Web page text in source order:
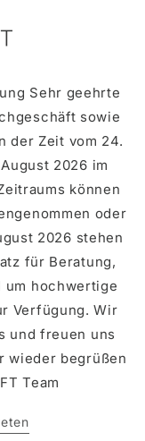
Sehr geehrte
sowie
der Zeit vom 24.
2026 im
können
oder
2026 stehen
für Beratung,
um hochwertige
Verfügung. Wir
und freuen uns
wieder begrüßen
Team